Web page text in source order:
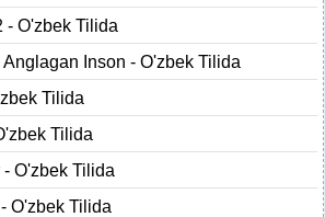
- O'zbek Tilida
Inson - O'zbek Tilida
Tilida
Tilida
O'zbek Tilida
O'zbek Tilida